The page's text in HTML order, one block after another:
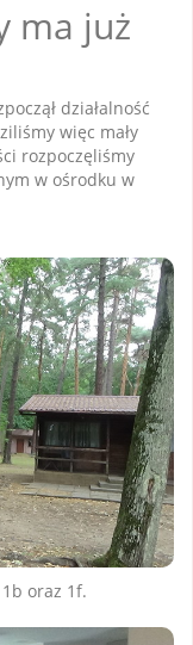
ma już
działalność
więc mały
rozpoczęliśmy
w ośrodku w
oraz 1f.